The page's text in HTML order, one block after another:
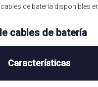
de batería disponibles
cables de batería
Características